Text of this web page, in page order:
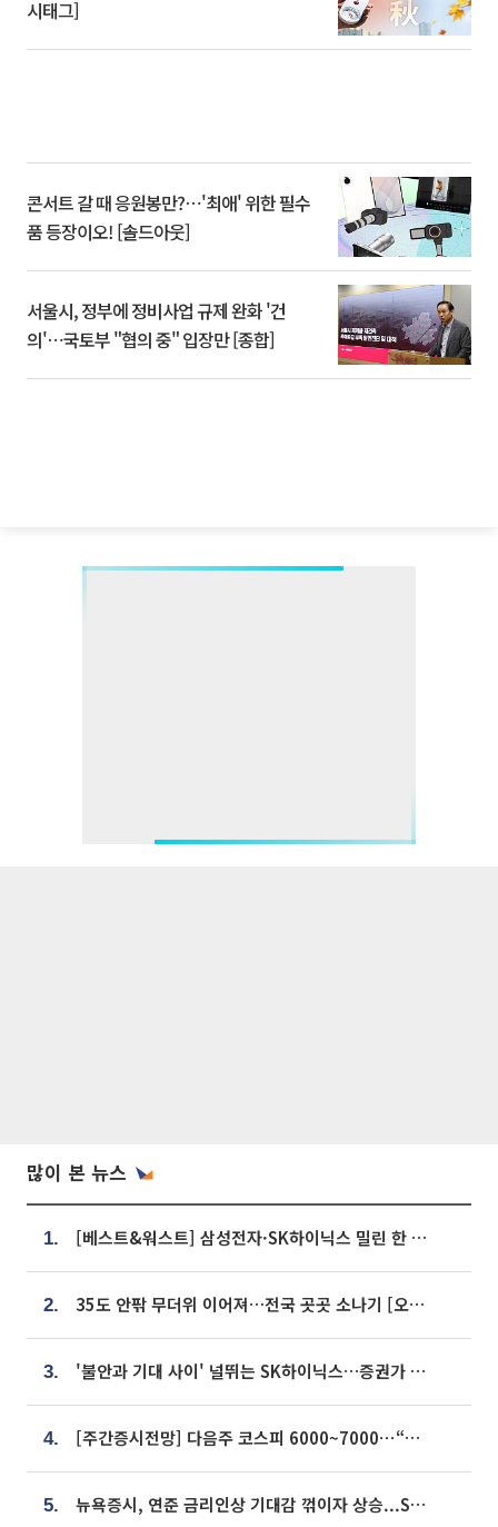
시태그]
콘서트 갈 때 응원봉만?⋯'최애' 위한 필수
품 등장이오! [솔드아웃]
서울시, 정부에 정비사업 규제 완화 '건
의'⋯국토부 "협의 중" 입장만 [종합]
많이 본 뉴스
1. [베스트&워스트] 삼성전자·SK하이닉스 밀린 한 주…상상인증권은 85% 급등
2. 35도 안팎 무더위 이어져…전국 곳곳 소나기 [오늘 날씨]
3. '불안과 기대 사이' 널뛰는 SK하이닉스…증권가 "HBM4·LTA 기반 펀터멘털 견고"
4. [주간증시전망] 다음주 코스피 6000~7000⋯“外人 수급은 정책이 변수”
5. 뉴욕증시, 연준 금리인상 기대감 꺾이자 상승...S&P500 사상 최고치 [종합]